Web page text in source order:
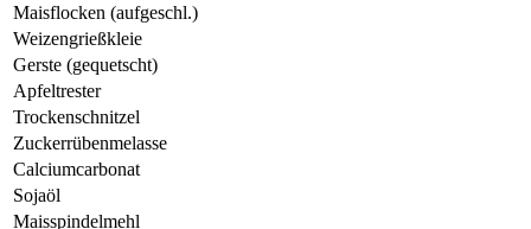
Maisflocken (aufgeschl.)
Weizengrießkleie
Gerste (gequetscht)
Apfeltrester
Trockenschnitzel
Zuckerrübenmelasse
Calciumcarbonat
Sojaöl
Maisspindelmehl